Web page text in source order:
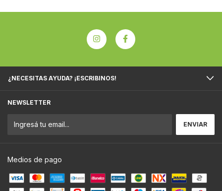
¿NECESITAS AYUDA? ¡ESCRIBINOS!
NEWSLETTER
Medios de pago